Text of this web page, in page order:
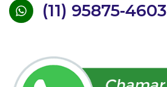
(11) 95875-4603